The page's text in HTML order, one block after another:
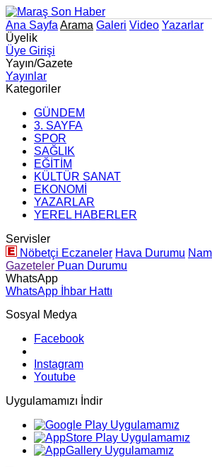
Ana Sayfa Arama Galeri Video Yazarlar
Üyelik
Üye Girişi
Yayın/Gazete
Yayınlar
Kategoriler
GÜNDEM
3. SAYFA
SPOR
SAĞLIK
EĞİTİM
KÜLTÜR SANAT
EKONOMİ
YAZARLAR
YEREL HABERLER
Servisler
Nöbetçi Eczaneler Hava Durumu
Gazeteler Puan Durumu
WhatsApp
WhatsApp İhbar Hattı
Sosyal Medya
Facebook
Instagram
Youtube
Uygulamamızı İndir